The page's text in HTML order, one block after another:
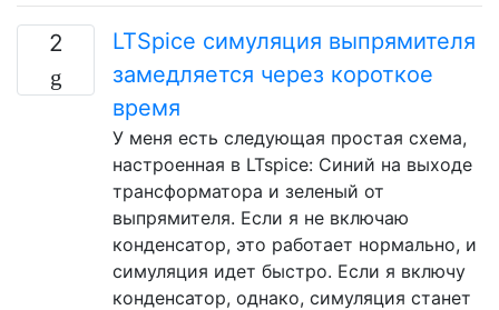
2
LTSpice симуляция выпрямителя
замедляется через короткое
время
У меня есть следующая простая схема,
настроенная в LTspice: Синий на выходе
трансформатора и зеленый от
выпрямителя. Если я не включаю
конденсатор, это работает нормально, и
симуляция идет быстро. Если я включу
конденсатор, однако, симуляция станет